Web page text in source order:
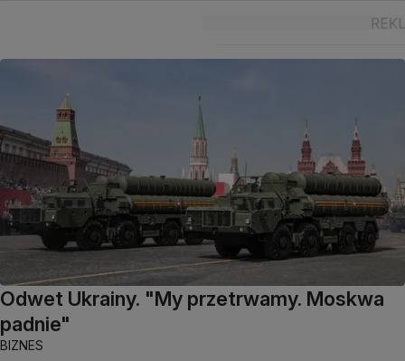
Odwet Ukrainy. "My przetrwamy. Moskwa
padnie"
BIZNES